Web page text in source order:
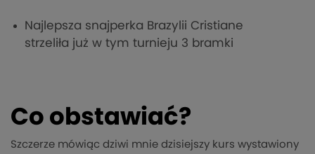
Najlepsza snajperka Brazylii Cristiane
strzeliła już w tym turnieju 3 bramki
Co obstawiać?
Szczerze mówiąc dziwi mnie dzisiejszy kurs wystawiony